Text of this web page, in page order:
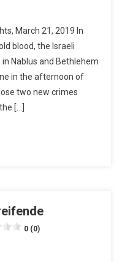
March 21, 2019 In
blood, the Israeli
Nablus and Bethlehem
in the afternoon of
two new crimes
[…]
0 (0)